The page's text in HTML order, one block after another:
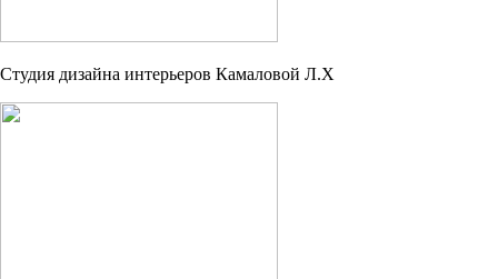
Студия дизайна интерьеров Камаловой Л.Х